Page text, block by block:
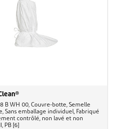
B WH 00, Couvre-botte, Semelle
Sans emballage individuel, Fabriqué
contrôlé, non lavé et non
PB [6]